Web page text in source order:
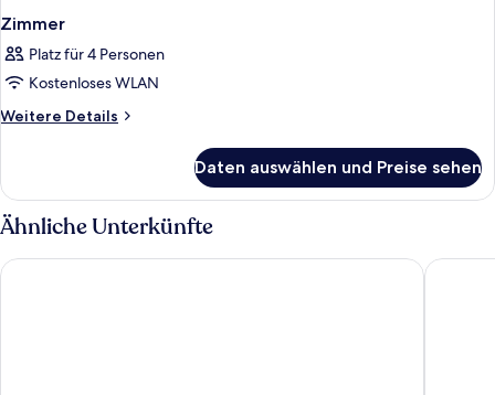
Zimmer
Platz für 4 Personen
Kostenloses WLAN
Weitere Details
Weitere
Daten auswählen und Preise sehen
Ähnliche Unterkünfte
H4 Hotel Hannover Messe